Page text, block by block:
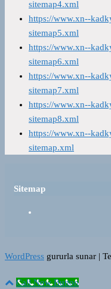
sitemap4.xml
https://www.xn--
sitemap5.xml
https://www.xn--
sitemap6.xml
https://www.xn--
sitemap7.xml
https://www.xn--
sitemap8.xml
https://www.xn--
sitemap.xml
Sitemap
WordPress gururla sunar |
Call Now Button